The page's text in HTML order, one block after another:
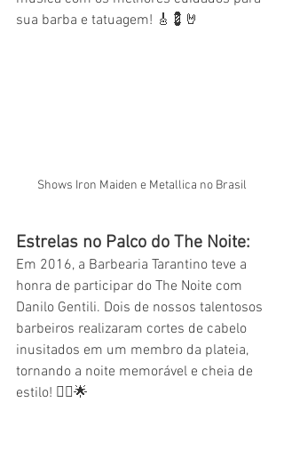
sua barba e tatuagem! 🎸💈🤘
Shows Iron Maiden e Metallica no Brasil
Estrelas no Palco do The Noite:
Em 2016, a Barbearia Tarantino teve a
honra de participar do The Noite com
Danilo Gentili. Dois de nossos talentosos
barbeiros realizaram cortes de cabelo
inusitados em um membro da plateia,
tornando a noite memorável e cheia de
estilo! 💇‍♂️🌟